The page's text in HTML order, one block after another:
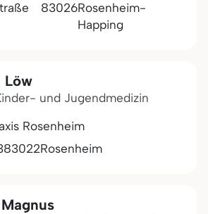
83026Rosenheim-
Happing
Löw
und Jugendmedizin
Rosenheim
83022Rosenheim